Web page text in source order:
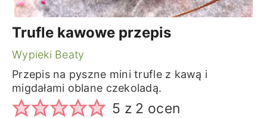
Trufle kawowe przepis
Wypieki Beaty
Przepis na pyszne mini trufle z kawą i
migdałami oblane czekoladą.
5 z 2 ocen